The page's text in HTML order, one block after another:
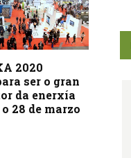
2020
ser o gran
da enerxía
28 de marzo